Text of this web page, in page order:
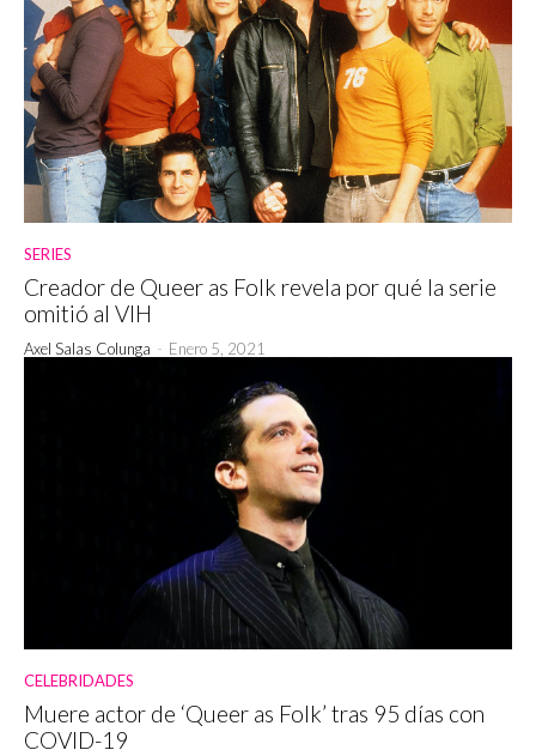
SERIES
Creador de Queer as Folk revela por qué la serie
omitió al VIH
Axel Salas Colunga - Enero 5, 2021
CELEBRIDADES
Muere actor de ‘Queer as Folk’ tras 95 días con
COVID-19